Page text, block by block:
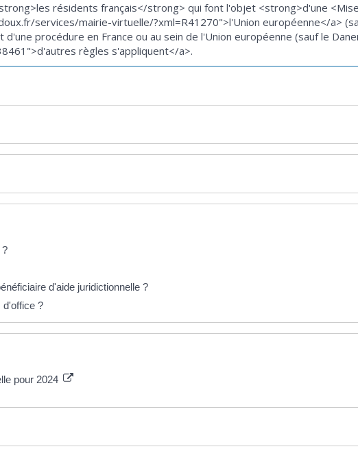
résidents français</strong> qui font l'objet <strong>d'une
services/mairie-virtuelle/?xml=R41270">l'Union européenne</a>
procédure en France ou au sein de l'Union européenne (sauf le
règles s'appliquent</a>.
?
d'aide juridictionnelle ?
d'office ?
pour 2024